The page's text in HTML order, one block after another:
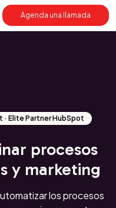
Agenda una llamada
Elite Partner HubSpot
procesos
y marketing
los procesos